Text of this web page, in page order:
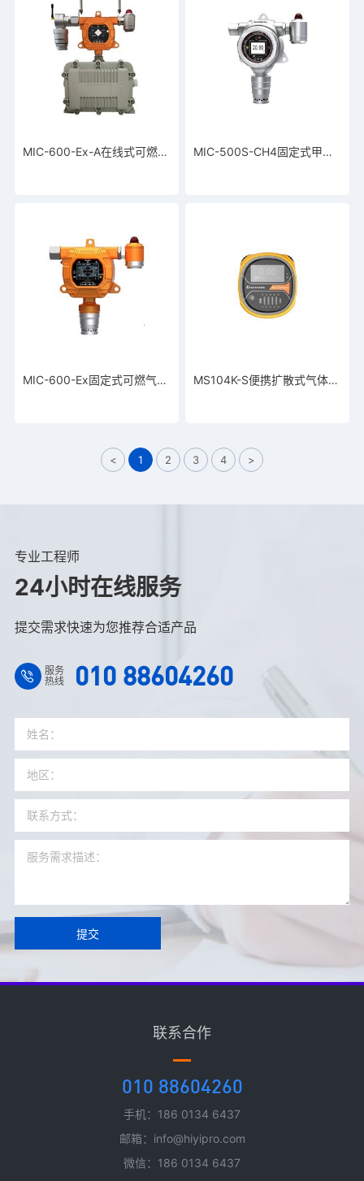
MIC-600-Ex-A在线式可燃气体检测报警器 MIC-500S-CH4固定式甲烷检测仪
MIC-600-Ex固定式可燃气体检测仪 MS104K-S便携扩散式气体检测仪（超低功耗）
< 1 2 3 4 >
专业工程师
24小时在线服务
提交需求快速为您推荐合适产品
服务
热线
010 88604260
提交
联系合作
010 88604260
手机：186 0134 6437
邮箱：info@hiyipro.com
微信：186 0134 6437